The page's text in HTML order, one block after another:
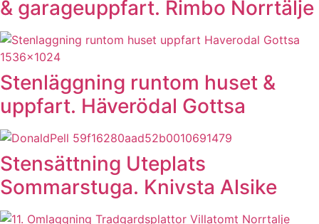
& garageuppfart. Rimbo Norrtälje
Stenläggning runtom huset &
uppfart. Häverödal Gottsa
Stensättning Uteplats
Sommarstuga. Knivsta Alsike